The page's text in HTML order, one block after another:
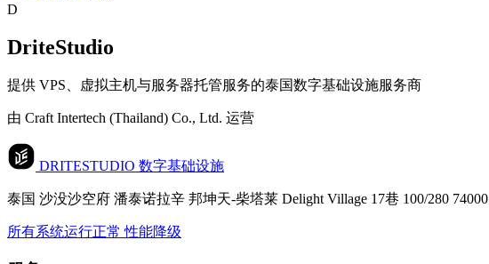
D
DriteStudio
提供 VPS、虚拟主机与服务器托管服务的泰国数字基础设施服务商
由 Craft Intertech (Thailand) Co., Ltd. 运营
DRITESTUDIO 数字基础设施
泰国 沙没沙空府 潘泰诺拉辛 邦坤天-柴塔莱 Delight Village 17巷 100/280 74000
所有系统运行正常 性能降级